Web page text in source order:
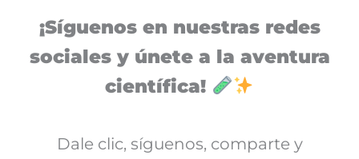
¡Síguenos en nuestras redes
sociales y únete a la aventura
científica!
Dale clic, síguenos, comparte y